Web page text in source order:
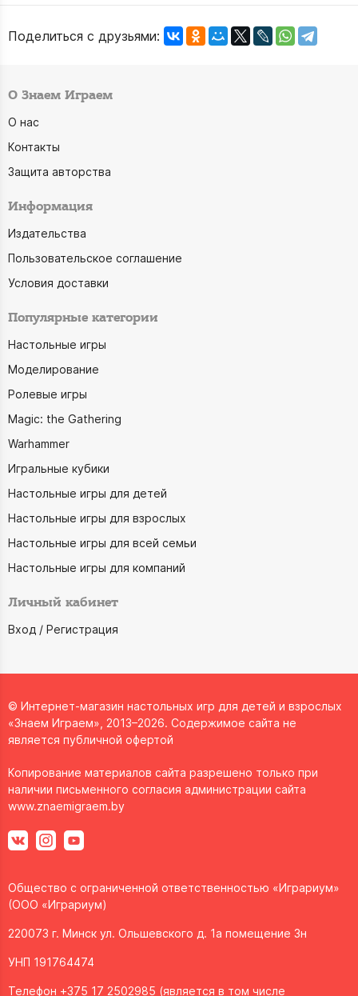
Поделиться с друзьями:
О Знаем Играем
О нас
Контакты
Защита авторства
Информация
Издательства
Пользовательское соглашение
Условия доставки
Популярные категории
Настольные игры
Моделирование
Ролевые игры
Magic: the Gathering
Warhammer
Игральные кубики
Настольные игры для детей
Настольные игры для взрослых
Настольные игры для всей семьи
Настольные игры для компаний
Личный кабинет
Вход / Регистрация
© Интернет-магазин настольных игр для детей и взрослых
«Знаем Играем», 2013–2026. Содержимое сайта не
является публичной офертой
Копирование материалов сайта разрешено только при
наличии письменного согласия администрации сайта
www.znaemigraem.by
Общество с ограниченной ответственностью «Играриум»
(ООО «Играриум)
220073 г. Минск ул. Ольшевского д. 1а помещение 3н
УНП 191764474
Телефон +375 17 2502985 (является в том числе